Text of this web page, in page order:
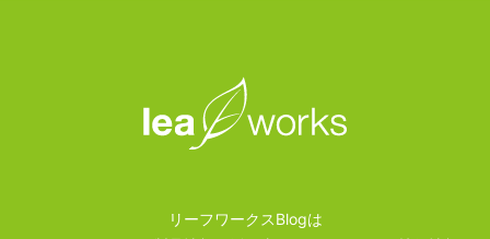
リーフワークスBlogは